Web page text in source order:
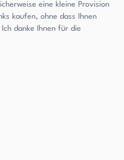
eine kleine Provision
kaufen, ohne dass Ihnen
danke Ihnen für die